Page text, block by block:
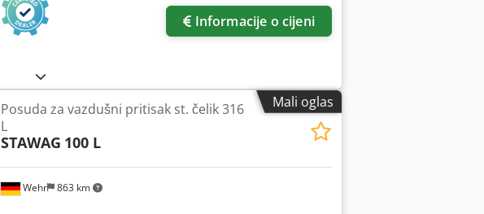
Informacije o cijeni
Mali oglas
Wehr 863 km
Posuda za vazdušni pritisak st. čelik 316
L
STAWAG 100 L